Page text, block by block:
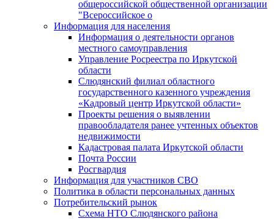
общероссийской общественной организации
"Всероссийское о
Информация для населения
Информация о деятельности органов
местного самоуправления
Управление Росреестра по Иркутской
области
Слюдянский филиал областного
государственного казенного учреждения
«Кадровый центр Иркутской области»
Проекты решения о выявлении
правообладателя ранее учтенных объектов
недвижимости
Кадастровая палата Иркутской области
Почта России
Росгвардия
Информация для участников СВО
Политика в области персональных данных
Потребительский рынок
Схема НТО Слюдянского района